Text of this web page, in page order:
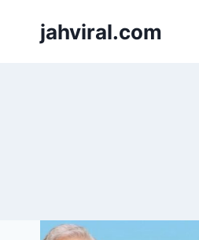
jahviral.com